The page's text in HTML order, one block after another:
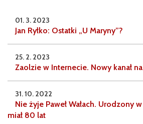
01. 3. 2023
Jan Ryłko: Ostatki „U Maryny”?
25. 2. 2023
Zaolzie w Internecie. Nowy kanał
31. 10. 2022
Nie żyje Paweł Wałach. Urodzony
miał 80 lat